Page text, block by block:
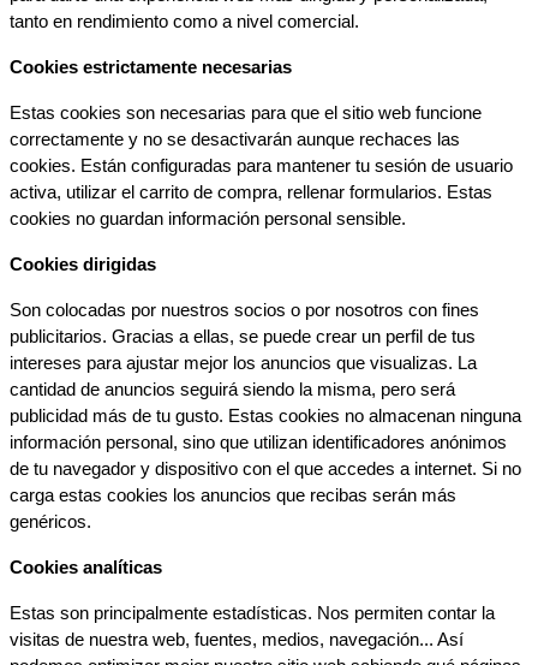
tanto en rendimiento como a nivel comercial.
Cookies estrictamente necesarias
Estas cookies son necesarias para que el sitio web funcione
correctamente y no se desactivarán aunque rechaces las
cookies. Están configuradas para mantener tu sesión de usuario
activa, utilizar el carrito de compra, rellenar formularios. Estas
cookies no guardan información personal sensible.
Cookies dirigidas
Son colocadas por nuestros socios o por nosotros con fines
publicitarios. Gracias a ellas, se puede crear un perfil de tus
intereses para ajustar mejor los anuncios que visualizas. La
cantidad de anuncios seguirá siendo la misma, pero será
publicidad más de tu gusto. Estas cookies no almacenan ninguna
información personal, sino que utilizan identificadores anónimos
de tu navegador y dispositivo con el que accedes a internet. Si no
carga estas cookies los anuncios que recibas serán más
genéricos.
Cookies analíticas
Estas son principalmente estadísticas. Nos permiten contar la
visitas de nuestra web, fuentes, medios, navegación... Así